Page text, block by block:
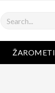
Iskanje
ŽAROMETI